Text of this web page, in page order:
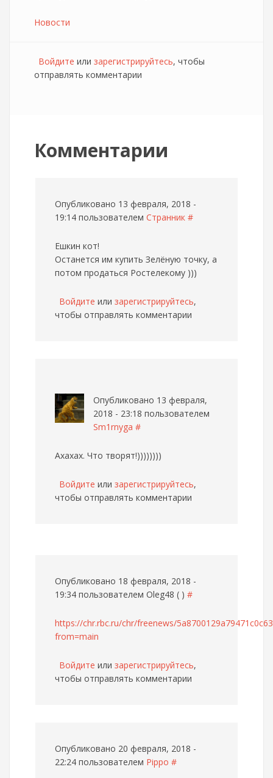
Новости
Войдите или зарегистрируйтесь, чтобы
отправлять комментарии
Комментарии
Опубликовано 13 февраля, 2018 -
19:14 пользователем Странник #
Ешкин кот!
Останется им купить Зелёную точку, а
потом продаться Ростелекому )))
Войдите или зарегистрируйтесь,
чтобы отправлять комментарии
Опубликовано 13 февраля,
2018 - 23:18 пользователем
Sm1rnyga #
Ахахах. Что творят!))))))))
Войдите или зарегистрируйтесь,
чтобы отправлять комментарии
Опубликовано 18 февраля, 2018 -
19:34 пользователем Oleg48 ( ) #
https://chr.rbc.ru/chr/freenews/
from=main
Войдите или зарегистрируйтесь,
чтобы отправлять комментарии
Опубликовано 20 февраля, 2018 -
22:24 пользователем Pippo #